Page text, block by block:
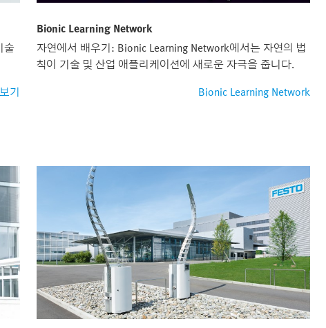
술
기
Bionic Learning Network
자연에서 배우기: Bionic Learning Network에서는 자연의 법
칙이 기술 및 산업 애플리케이션에 새로운 자극을 줍니다.
Bionic Learning Network